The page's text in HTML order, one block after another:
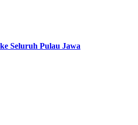
Seluruh Pulau Jawa